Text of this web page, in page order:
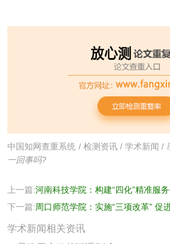
中国知网查重系统 / 检测资讯/ 学术新闻 /
一回事吗?
上一篇:河南科技学院：构建“四化”精准服
下一篇:周口师范学院：实施“三项改革” 促
学术新闻相关资讯